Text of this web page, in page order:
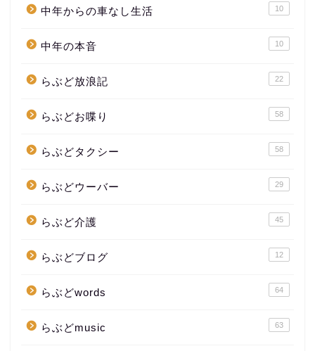
中年からの車なし生活 10
中年の本音 10
らぶど放浪記 22
らぶどお喋り 58
らぶどタクシー 58
らぶどウーバー 29
らぶど介護 45
らぶどブログ 12
らぶどwords 64
らぶどmusic 63